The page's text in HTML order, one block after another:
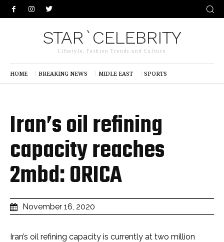
STAR`CELEBRITY
Lifestyle, Fashion Trends and Culture
HOME BREAKING NEWS MIDLE EAST SPORTS
Iran’s oil refining
capacity reaches
2mbd: ORICA
November 16, 2020
Iran’s oil refining capacity is currently at two million